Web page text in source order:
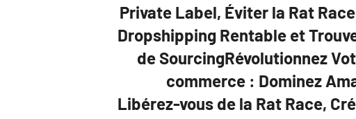
Private Label, Éviter la Rat
Dropshipping Rentable et
de SourcingRévolutionnez
commerce : Dominez
Libérez-vous de la Rat Race,